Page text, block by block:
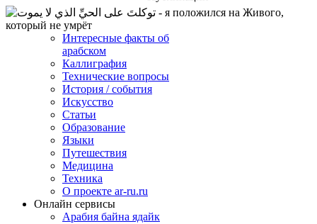
Интересные факты об
арабском
Каллиграфия
Технические вопросы
История / события
Искусство
Статьи
Образование
Языки
Путешествия
Медицина
Техника
О проекте ar-ru.ru
Онлайн сервисы
Арабия байна ядайк